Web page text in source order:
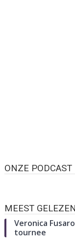
ONZE PODCAST
MEEST GELEZEN
Veronica
tournee